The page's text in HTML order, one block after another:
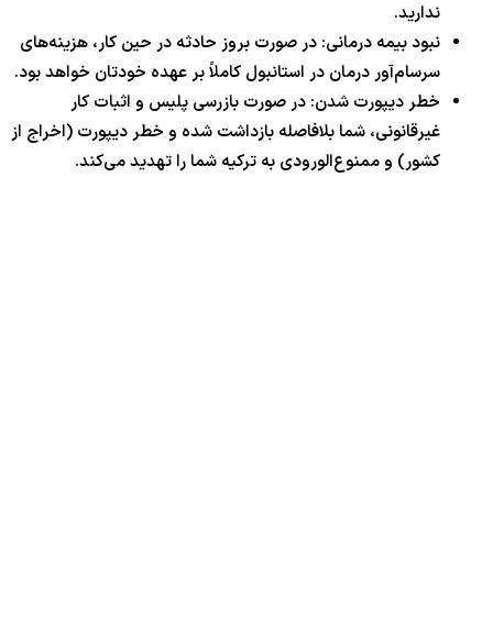
ندارید.
نبود بیمه درمانی: در صورت بروز حادثه در حین کار، هزینه‌های
سرسام‌آور درمان در استانبول کاملاً بر عهده خودتان خواهد بود.
خطر دیپورت شدن: در صورت بازرسی پلیس و اثبات کار
غیرقانونی، شما بلافاصله بازداشت شده و خطر دیپورت (اخراج از
کشور) و ممنوع‌الورودی به ترکیه شما را تهدید می‌کند.